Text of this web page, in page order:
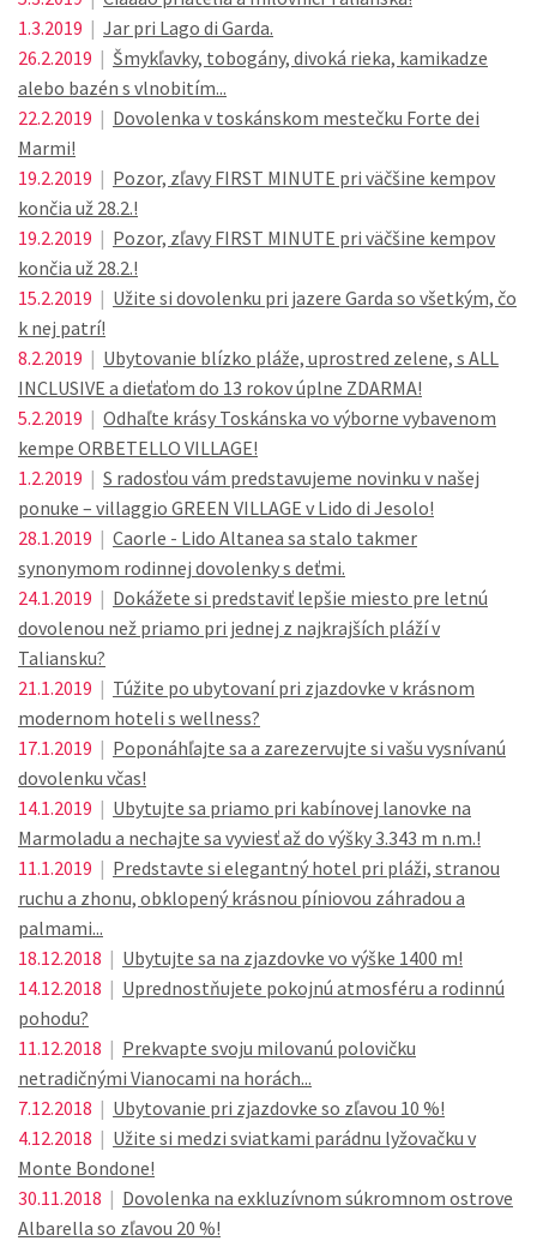
1.3.2019 | Jar pri Lago di Garda.
26.2.2019 | Šmykľavky, tobogány, divoká rieka, kamikadze
alebo bazén s vlnobitím...
22.2.2019 | Dovolenka v toskánskom mestečku Forte dei
Marmi!
19.2.2019 | Pozor, zľavy FIRST MINUTE pri väčšine kempov
končia už 28.2.!
19.2.2019 | Pozor, zľavy FIRST MINUTE pri väčšine kempov
končia už 28.2.!
15.2.2019 | Užite si dovolenku pri jazere Garda so všetkým, čo
k nej patrí!
8.2.2019 | Ubytovanie blízko pláže, uprostred zelene, s ALL
INCLUSIVE a dieťaťom do 13 rokov úplne ZDARMA!
5.2.2019 | Odhaľte krásy Toskánska vo výborne vybavenom
kempe ORBETELLO VILLAGE!
1.2.2019 | S radosťou vám predstavujeme novinku v našej
ponuke – villaggio GREEN VILLAGE v Lido di Jesolo!
28.1.2019 | Caorle - Lido Altanea sa stalo takmer
synonymom rodinnej dovolenky s deťmi.
24.1.2019 | Dokážete si predstaviť lepšie miesto pre letnú
dovolenou než priamo pri jednej z najkrajších pláží v
Taliansku?
21.1.2019 | Túžite po ubytovaní pri zjazdovke v krásnom
modernom hoteli s wellness?
17.1.2019 | Poponáhľajte sa a zarezervujte si vašu vysnívanú
dovolenku včas!
14.1.2019 | Ubytujte sa priamo pri kabínovej lanovke na
Marmoladu a nechajte sa vyviesť až do výšky 3.343 m n.m.!
11.1.2019 | Predstavte si elegantný hotel pri pláži, stranou
ruchu a zhonu, obklopený krásnou píniovou záhradou a
palmami...
18.12.2018 | Ubytujte sa na zjazdovke vo výške 1400 m!
14.12.2018 | Uprednostňujete pokojnú atmosféru a rodinnú
pohodu?
11.12.2018 | Prekvapte svoju milovanú polovičku
netradičnými Vianocami na horách...
7.12.2018 | Ubytovanie pri zjazdovke so zľavou 10 %!
4.12.2018 | Užite si medzi sviatkami parádnu lyžovačku v
Monte Bondone!
30.11.2018 | Dovolenka na exkluzívnom súkromnom ostrove
Albarella so zľavou 20 %!